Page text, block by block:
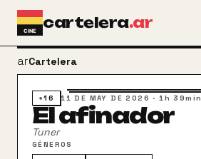
Ir al contenido principal
cartelera.ar
arrow_back
Cartelera
+16 11 DE MAY DE 2026 ·1h 39min
El afinador
Tuner
GÉNEROS